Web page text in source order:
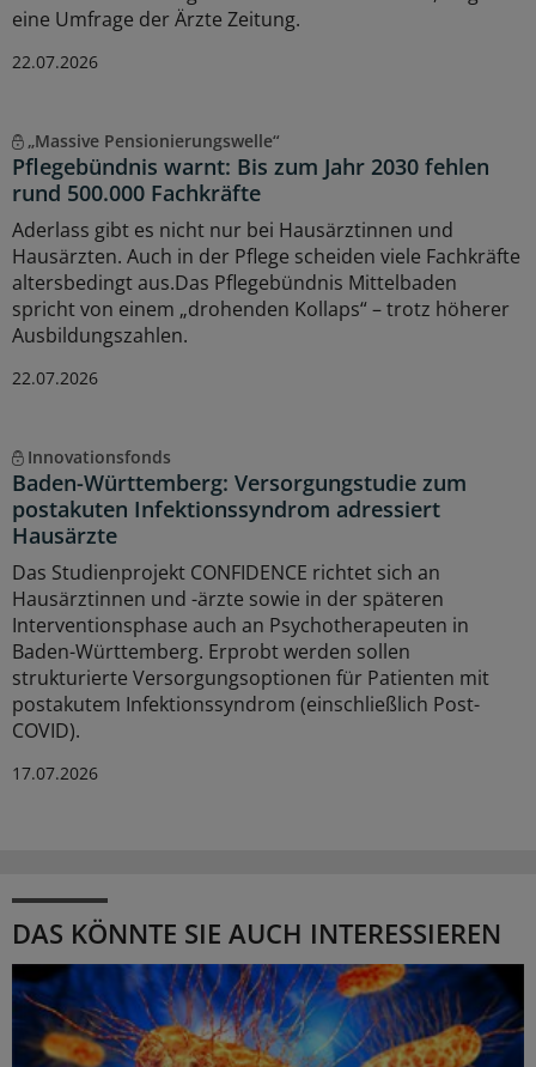
eine Umfrage der Ärzte Zeitung.
22.07.2026
„Massive Pensionierungswelle“
Pflegebündnis warnt: Bis zum Jahr 2030 fehlen
rund 500.000 Fachkräfte
Aderlass gibt es nicht nur bei Hausärztinnen und
Hausärzten. Auch in der Pflege scheiden viele Fachkräfte
altersbedingt aus.Das Pflegebündnis Mittelbaden
spricht von einem „drohenden Kollaps“ – trotz höherer
Ausbildungszahlen.
22.07.2026
Innovationsfonds
Baden-Württemberg: Versorgungstudie zum
postakuten Infektionssyndrom adressiert
Hausärzte
Das Studienprojekt CONFIDENCE richtet sich an
Hausärztinnen und -ärzte sowie in der späteren
Interventionsphase auch an Psychotherapeuten in
Baden-Württemberg. Erprobt werden sollen
strukturierte Versorgungsoptionen für Patienten mit
postakutem Infektionssyndrom (einschließlich Post-
COVID).
17.07.2026
DAS KÖNNTE SIE AUCH INTERESSIEREN